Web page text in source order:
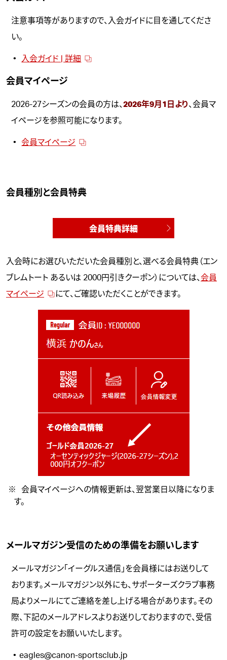
注意事項等がありますので、入会ガイドに目を通してくださ
い。
入会ガイド | 詳細
会員マイページ
2026-27シーズンの会員の方は、 2026年9月1日より、 会員マ
イページを参照可能になります。
会員マイページ
会員種別と会員特典
会員特典詳細
入会時にお選びいただいた会員種別と、選べる会員特典（エン
ブレムトート あるいは 2000円引きクーポン）については、 会員
マイページ
にて、ご確認いただくことができます。
会員マイページへの情報更新は、翌営業日以降になりま
す。
メールマガジン受信のための準備をお願いします
メールマガジン「イーグルス通信」を会員様にはお送りして
おります。メールマガジン以外にも、サポーターズクラブ事務
局よりメールにてご連絡を差し上げる場合があります。その
際、下記のメールアドレスよりお送りしておりますので、受信
許可の設定をお願いいたします。
eagles@canon-sportsclub.jp